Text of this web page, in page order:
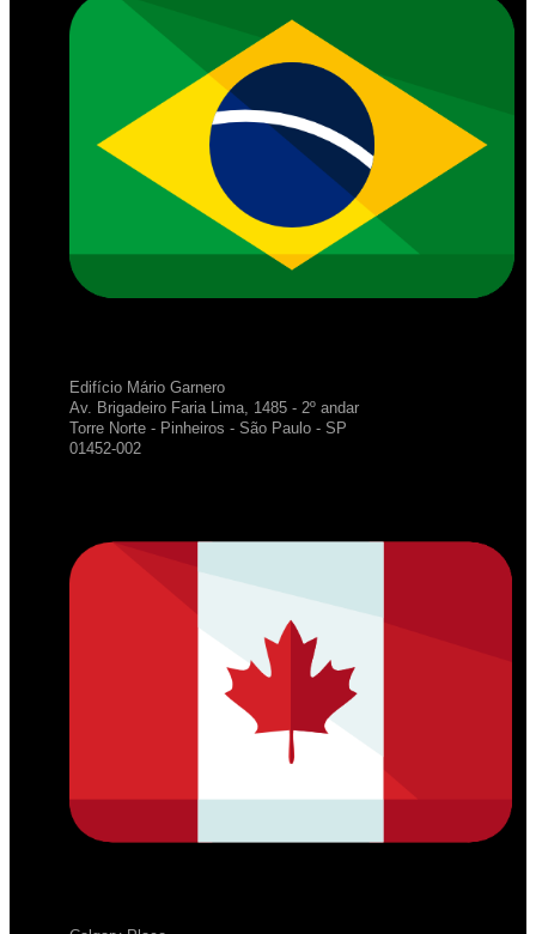
Edifício Mário Garnero
Av. Brigadeiro Faria Lima, 1485 - 2º andar
Torre Norte - Pinheiros - São Paulo - SP
01452-002